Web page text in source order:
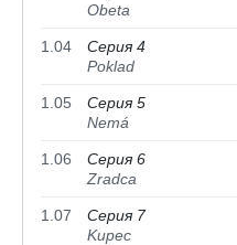
Obeta
1.04
Серия 4
Poklad
1.05
Серия 5
Nemá
1.06
Серия 6
Zradca
1.07
Серия 7
Kupec